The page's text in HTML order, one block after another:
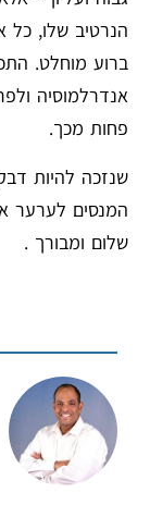
הנרטיב שלו, כל
ברוע מוחלט.
אנדרלמוסיה
פחות מכך.
שנזכה להיות
המנסים לערער
שלום ומבורך .